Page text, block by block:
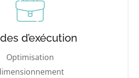
d’exécution
Optimisation